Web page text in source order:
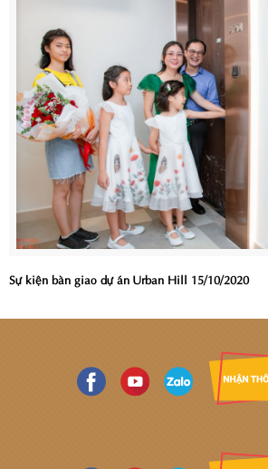
Sự kiện bàn giao dự án Urban Hill 15/10/2020